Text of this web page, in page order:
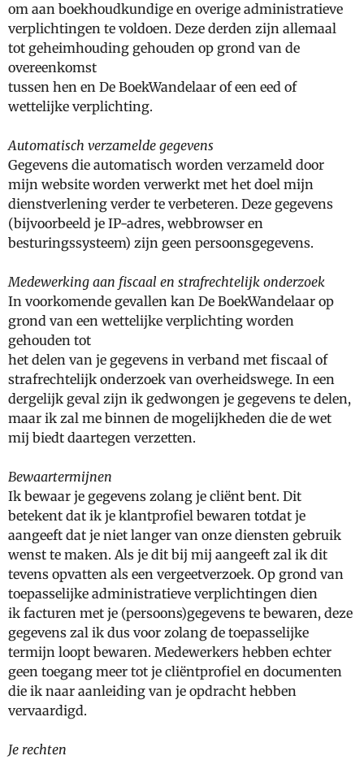
om aan boekhoudkundige en overige administratieve
verplichtingen te voldoen. Deze derden zijn allemaal
tot geheimhouding gehouden op grond van de
overeenkomst
tussen hen en De BoekWandelaar of een eed of
wettelijke verplichting.
Automatisch verzamelde gegevens
Gegevens die automatisch worden verzameld door
mijn website worden verwerkt met het doel mijn
dienstverlening verder te verbeteren. Deze gegevens
(bijvoorbeeld je IP-adres, webbrowser en
besturingssysteem) zijn geen persoonsgegevens.
Medewerking aan fiscaal en strafrechtelijk onderzoek
In voorkomende gevallen kan De BoekWandelaar op
grond van een wettelijke verplichting worden
gehouden tot
het delen van je gegevens in verband met fiscaal of
strafrechtelijk onderzoek van overheidswege. In een
dergelijk geval zijn ik gedwongen je gegevens te delen,
maar ik zal me binnen de mogelijkheden die de wet
mij biedt daartegen verzetten.
Bewaartermijnen
Ik bewaar je gegevens zolang je cliënt bent. Dit
betekent dat ik je klantprofiel bewaren totdat je
aangeeft dat je niet langer van onze diensten gebruik
wenst te maken. Als je dit bij mij aangeeft zal ik dit
tevens opvatten als een vergeetverzoek. Op grond van
toepasselijke administratieve verplichtingen dien
ik facturen met je (persoons)gegevens te bewaren, deze
gegevens zal ik dus voor zolang de toepasselijke
termijn loopt bewaren. Medewerkers hebben echter
geen toegang meer tot je cliëntprofiel en documenten
die ik naar aanleiding van je opdracht hebben
vervaardigd.
Je rechten